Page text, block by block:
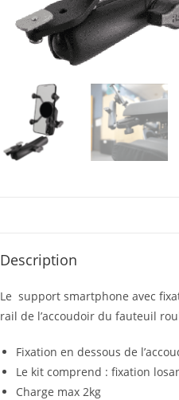
Description
Le support smartphone avec
rail de l’accoudoir du fauteuil
Fixation en dessous de
Le kit comprend : fixation
Charge max 2kg